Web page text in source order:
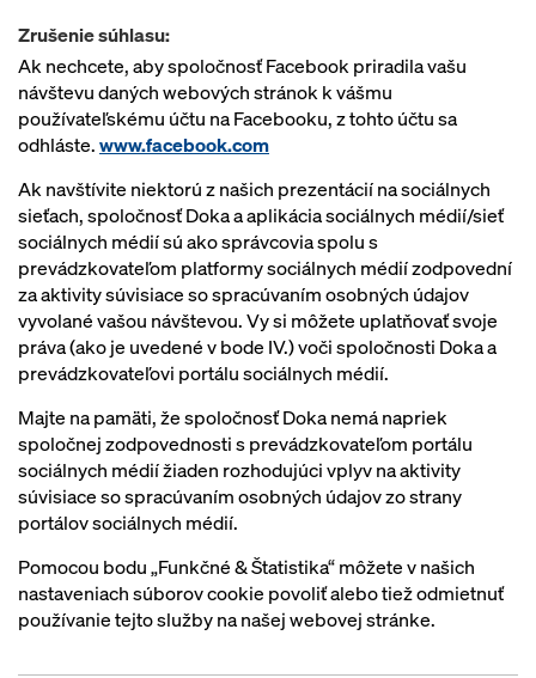
Zrušenie súhlasu:
Ak nechcete, aby spoločnosť Facebook priradila vašu
návštevu daných webových stránok k vášmu
používateľskému účtu na Facebooku, z tohto účtu sa
odhláste.www.facebook.com
Ak navštívite niektorú z našich prezentácií na sociálnych
sieťach, spoločnosť Doka a aplikácia sociálnych médií/sieť
sociálnych médií sú ako správcovia spolu s
prevádzkovateľom platformy sociálnych médií zodpovední
za aktivity súvisiace so spracúvaním osobných údajov
vyvolané vašou návštevou. Vy si môžete uplatňovať svoje
práva (ako je uvedené v bode IV.) voči spoločnosti Doka a
prevádzkovateľovi portálu sociálnych médií.
Majte na pamäti, že spoločnosť Doka nemá napriek
spoločnej zodpovednosti s prevádzkovateľom portálu
sociálnych médií žiaden rozhodujúci vplyv na aktivity
súvisiace so spracúvaním osobných údajov zo strany
portálov sociálnych médií.
Pomocou bodu „Funkčné & Štatistika“ môžete v našich
nastaveniach súborov cookie povoliť alebo tiež odmietnuť
používanie tejto služby na našej webovej stránke.